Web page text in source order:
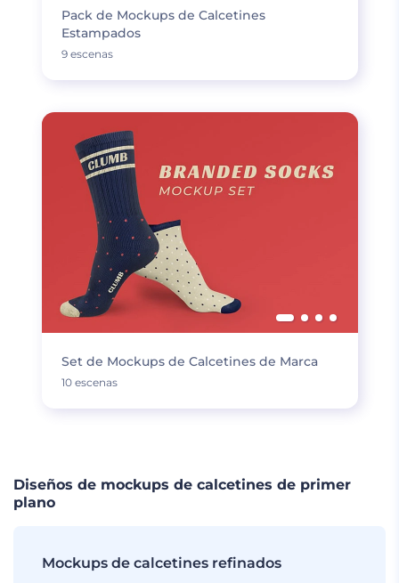
Pack de Mockups de Calcetines
Estampados
9 escenas
Set de Mockups de Calcetines de Marca
10 escenas
Diseños de mockups de calcetines de primer
plano
Mockups de calcetines refinados